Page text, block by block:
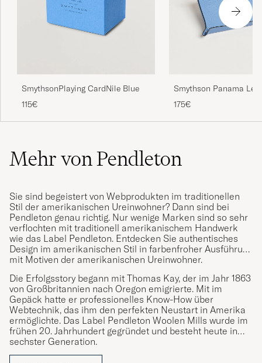
SmythsonPlaying CardNile Blue
115€
Smythson Panama
Tray Blue Nile
175€
Mehr von Pendleton
Sie sind begeistert von Webprodukten im traditionellen
Stil der amerikanischen Ureinwohner? Dann sind bei
Pendleton genau richtig. Nur wenige Marken sind so sehr
verflochten mit traditionell amerikanischem Handwerk
wie das Label Pendleton. Entdecken Sie authentisches
Design im amerikanischen Stil in farbenfroher Ausführung
mit Motiven der amerikanischen Ureinwohner.
Die Erfolgsstory begann mit Thomas Kay, der im Jahr 1863
von Großbritannien nach Oregon emigrierte. Mit im
Gepäck hatte er professionelles Know-How über
Webtechnik, das ihm den perfekten Neustart in Amerika
ermöglichte. Das Label Pendleton Woolen Mills wurde im
frühen 20. Jahrhundert gegründet und besteht heute in
sechster Generation.